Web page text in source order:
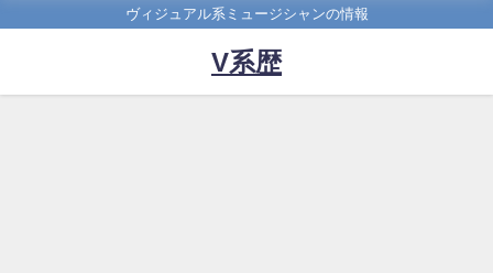
ヴィジュアル系ミュージシャンの情報
V系歴